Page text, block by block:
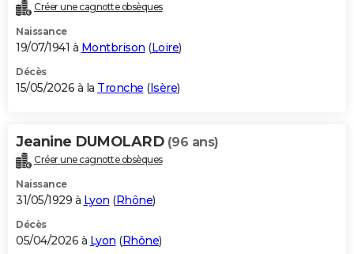
Destinations
City break
Voyage nature
Voyage de noces
Forum
Climat
+PHOTO
GUIDES D'ACHAT
BONS PLANS
Carte de Noël
Carte Bonne année
Carte Saint-Valentin
Carte Pâques
Carte d'anniversaire
DICTIONNAIRE
Dictionnaire
Biographies
Citations
Expressions
Proverbes
PROGRAMME TV
S'inscrire
Se connecter
Lycées
Collèges
Primaires
Universités
Entreprises
Service militaire
Avis de recherche
AVIS DE DÉCÈS
Créer une cagnotte obsèques
Naissance
19/07/1941 à Montbrison (Loire)
Décès
15/05/2026 à la Tronche (Isère)
Jeanine DUMOLARD (96 ans)
Créer une cagnotte obsèques
Naissance
31/05/1929 à Lyon (Rhône)
Décès
05/04/2026 à Lyon (Rhône)